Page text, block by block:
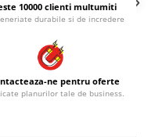
10000 clienti multumiti
durabile si de incredere
ne pentru oferte
planurilor tale de business.